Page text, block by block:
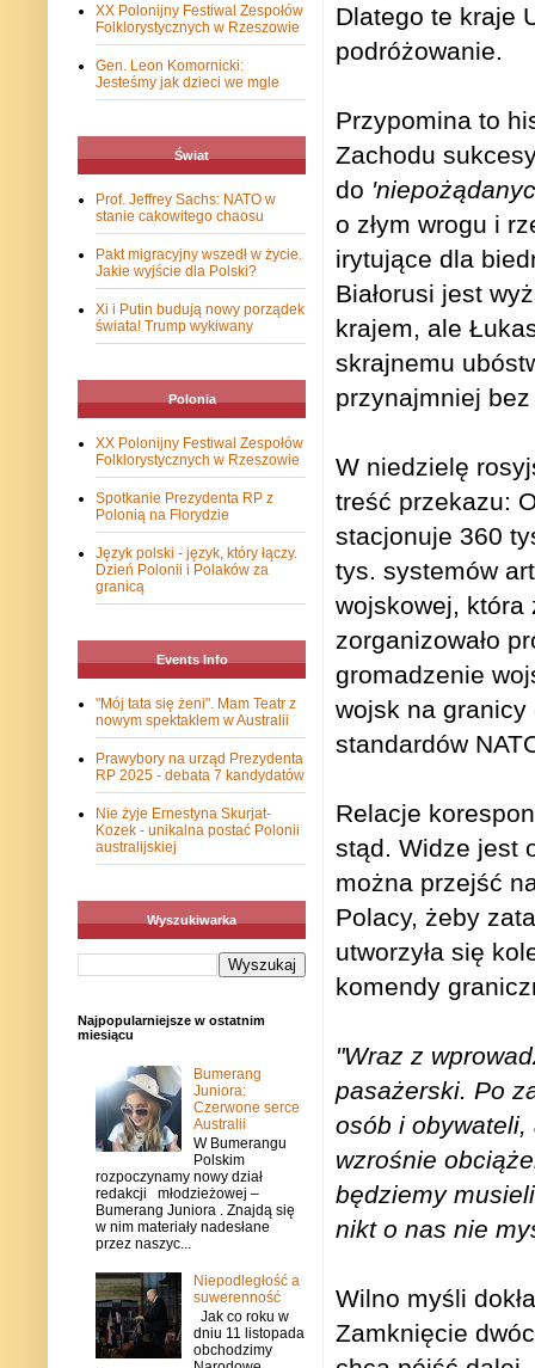
Dlatego te kraje
podróżowanie.
Przypomina to
Zachodu
do
o złym wrogu i
irytujące dla
Białorusi jest
krajem, ale
skrajnemu
przynajmniej
W niedzielę
treść przekazu:
stacjonuje 360
tys. systemów
wojskowej, która
zorganizowało
gromadzenie
wojsk na granicy
standardów
Relacje
stąd. Widze jest
można przejść
Polacy, żeby
utworzyła się
komendy
"Wraz z
pasażerski. Po
osób i
wzrośnie
będziemy
nikt o nas nie
Wilno myśli
Zamknięcie
XX Polonijny Festiwal Zespołów
Folklorystycznych w Rzeszowie
Gen. Leon Komornicki:
Jesteśmy jak dzieci we mgle
Świat
Prof. Jeffrey Sachs: NATO w
stanie cakowitego chaosu
Pakt migracyjny wszedł w życie.
Jakie wyjście dla Polski?
Xi i Putin budują nowy porządek
świata! Trump wykiwany
Polonia
XX Polonijny Festiwal Zespołów
Folklorystycznych w Rzeszowie
Spotkanie Prezydenta RP z
Polonią na Florydzie
Język polski - język, który łączy.
Dzień Polonii i Polaków za
granicą
Events Info
"Mój tata się żeni". Mam Teatr z
nowym spektaklem w Australii
Prawybory na urząd Prezydenta
RP 2025 - debata 7 kandydatów
Nie żyje Ernestyna Skurjat-
Kozek - unikalna postać Polonii
australijskiej
Wyszukiwarka
Najpopularniejsze w ostatnim
miesiącu
Bumerang
Juniora:
Czerwone serce
Australii
W Bumerangu
Polskim
rozpoczynamy nowy dział
redakcji młodzieżowej –
Bumerang Juniora . Znajdą się
w nim materiały nadesłane
przez naszyc...
Niepodległość a
suwerenność
Jak co roku w
dniu 11 listopada
obchodzimy